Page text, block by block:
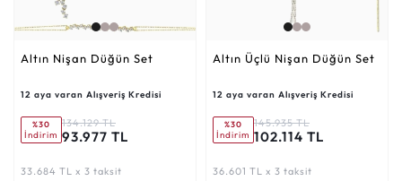
Altın Nişan Düğün Set
12 aya varan Alışveriş Kredisi
%30
İndirim
134.129 TL
93.977 TL
33.684 TL x 3 taksit
Altın Üçlü Nişan Düğün Set
12 aya varan Alışveriş Kredisi
%30
İndirim
145.935 TL
102.114 TL
36.601 TL x 3 taksit